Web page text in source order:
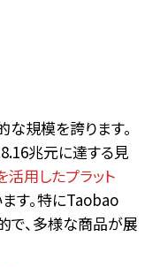
規模を誇ります。
兆元に達する見
活用したプラット
す。特にTaobao
で、多様な商品が展